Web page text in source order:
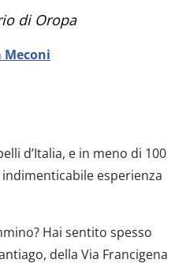
di Oropa
Meconi
Hai sentito spesso
della Via Francigena